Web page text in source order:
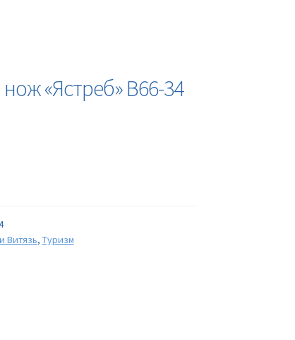
«Ястреб» B66-34
Витязь, Туризм